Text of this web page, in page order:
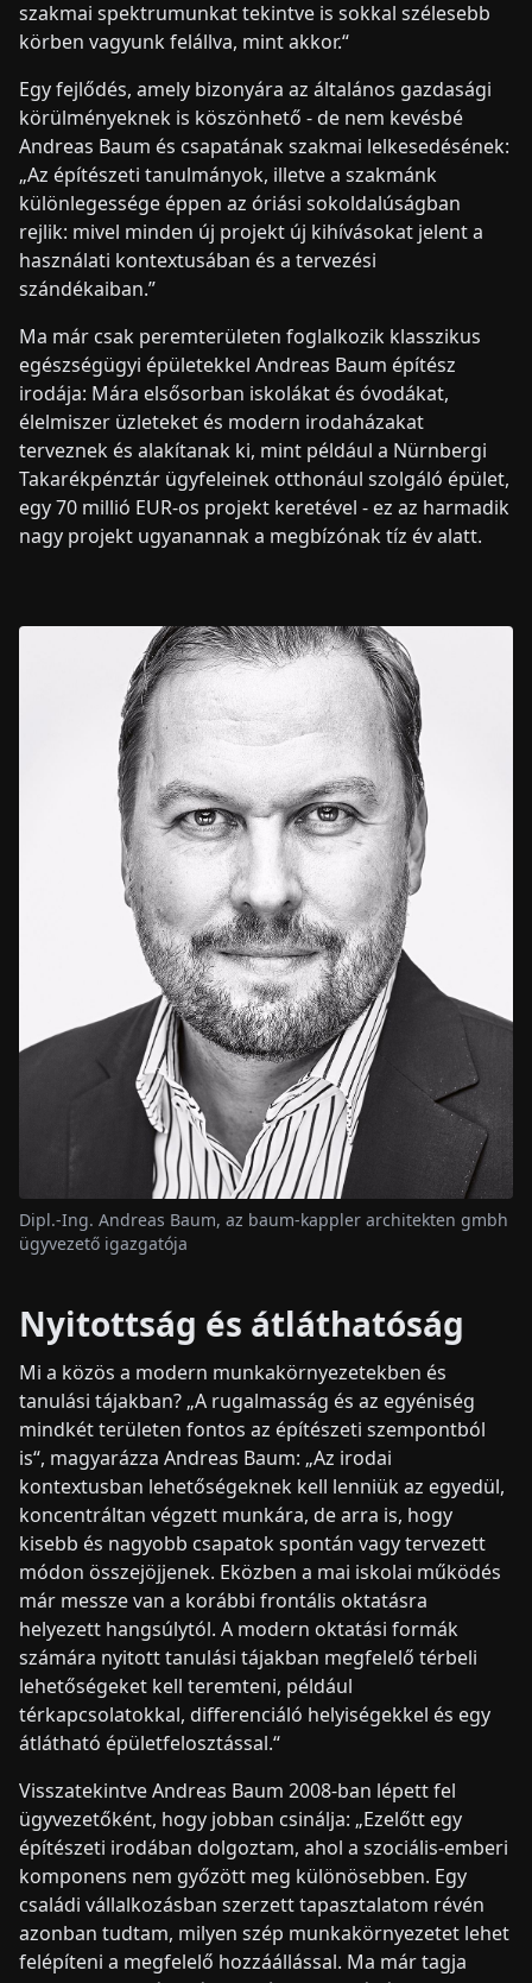
szakmai spektrumunkat tekintve is sokkal szélesebb
körben vagyunk felállva, mint akkor.“
Egy fejlődés, amely bizonyára az általános gazdasági
körülményeknek is köszönhető - de nem kevésbé
Andreas Baum és csapatának szakmai lelkesedésének:
„Az építészeti tanulmányok, illetve a szakmánk
különlegessége éppen az óriási sokoldalúságban
rejlik: mivel minden új projekt új kihívásokat jelent a
használati kontextusában és a tervezési
szándékaiban.”
Ma már csak peremterületen foglalkozik klasszikus
egészségügyi épületekkel Andreas Baum építész
irodája: Mára elsősorban iskolákat és óvodákat,
élelmiszer üzleteket és modern irodaházakat
terveznek és alakítanak ki, mint például a Nürnbergi
Takarékpénztár ügyfeleinek otthonául szolgáló épület,
egy 70 millió EUR-os projekt keretével - ez az harmadik
nagy projekt ugyanannak a megbízónak tíz év alatt.
Dipl.-Ing. Andreas Baum, az baum-kappler architekten gmbh
ügyvezető igazgatója
Nyitottság és átláthatóság
Mi a közös a modern munkakörnyezetekben és
tanulási tájakban? „A rugalmasság és az egyéniség
mindkét területen fontos az építészeti szempontból
is“, magyarázza Andreas Baum: „Az irodai
kontextusban lehetőségeknek kell lenniük az egyedül,
koncentráltan végzett munkára, de arra is, hogy
kisebb és nagyobb csapatok spontán vagy tervezett
módon összejöjjenek. Eközben a mai iskolai működés
már messze van a korábbi frontális oktatásra
helyezett hangsúlytól. A modern oktatási formák
számára nyitott tanulási tájakban megfelelő térbeli
lehetőségeket kell teremteni, például
térkapcsolatokkal, differenciáló helyiségekkel és egy
átlátható épületfelosztással.“
Visszatekintve Andreas Baum 2008-ban lépett fel
ügyvezetőként, hogy jobban csinálja: „Ezelőtt egy
építészeti irodában dolgoztam, ahol a szociális-emberi
komponens nem győzött meg különösebben. Egy
családi vállalkozásban szerzett tapasztalatom révén
azonban tudtam, milyen szép munkakörnyezetet lehet
felépíteni a megfelelő hozzáállással. Ma már tagja